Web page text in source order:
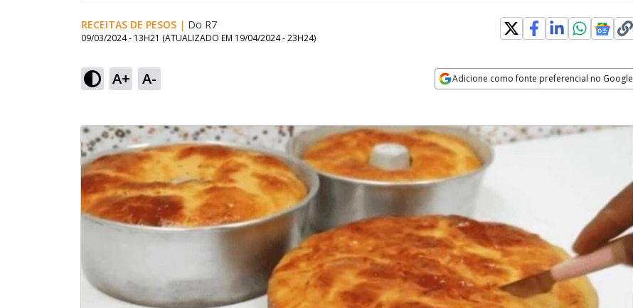
RECEITAS DE PESOS | Do R7
09/03/2024 - 13H21 (ATUALIZADO EM 19/04/2024 - 23H24)
A+ A- Adicione como fonte preferencial no Google